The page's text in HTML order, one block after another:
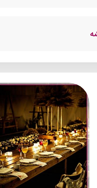
صفر تا صد مراسم
انواع جشن های :
برون ،نامزدی، عقد و
پروانه کسب از اتحادیه و
اقتصادی با کیفیت